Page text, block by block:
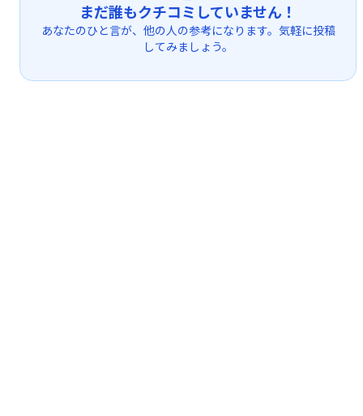
まだ誰もクチコミしていません！
あなたのひと言が、他の人の参考になります。気軽に投稿
してみましょう。